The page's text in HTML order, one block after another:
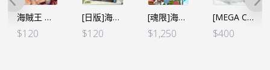
海賊王 MEGA WCF – 五檔 VS黃猿 蛋頭島 (行）
$120
[日版]海賊王 WCF -親子の血筋Ⅰ-五檔路飛
$120
[魂限]海賊王 WCF PREMEUM 草帽一夥-蛋頭Ver.-**行版
$1,250
[MEGA CAT]《海賊王》蛋頭島編 (一盒全8隻)（行）
$400